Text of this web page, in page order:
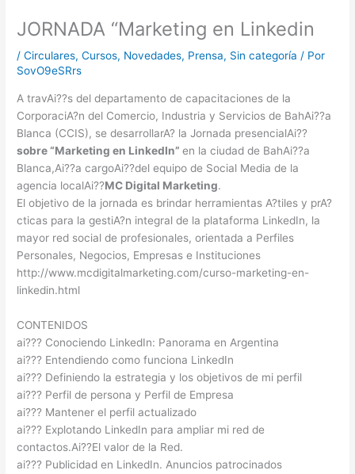
JORNADA “Marketing en Linkedin
/Circulares,Cursos, Novedades, Prensa, Sin categoría / Por
SovO9eSRrs
A travAi??s del departamento de capacitaciones de la
CorporaciA?n del Comercio, Industria y Servicios de BahAi??a
Blanca (CCIS), se desarrollarA? la Jornada presencialAi??
sobre “Marketing en LinkedIn”en la ciudad de BahAi??a
Blanca,Ai??a cargoAi??del equipo de Social Media de la
agencia localAi??MC Digital Marketing.
El objetivo de la jornada es brindar herramientas A?tiles y prA?
cticas para la gestiA?n integral de la plataforma LinkedIn, la
mayor red social de profesionales, orientada a Perfiles
Personales, Negocios, Empresas e Instituciones
http://www.mcdigitalmarketing.com/curso-marketing-en-
linkedin.html
CONTENIDOS
ai??? Conociendo LinkedIn: Panorama en Argentina
ai??? Entendiendo como funciona LinkedIn
ai??? Definiendo la estrategia y los objetivos de mi perfil
ai??? Perfil de persona y Perfil de Empresa
ai??? Mantener el perfil actualizado
ai??? Explotando LinkedIn para ampliar mi red de
contactos.Ai??El valor de la Red.
ai??? Publicidad en LinkedIn. Anuncios patrocinados